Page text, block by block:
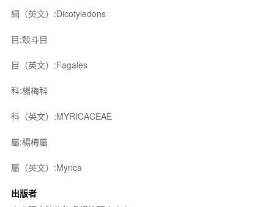
綱（英文）:Dicotyledons
目:殼斗目
目（英文）:Fagales
科:楊梅科
科（英文）:MYRICACEAE
屬:楊梅屬
屬（英文）:Myrica
出版者